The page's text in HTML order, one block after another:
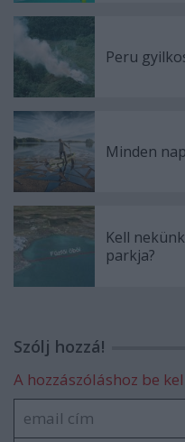
Peru
Minden
Kell
parkja?
Szólj hozzá!
A hozzászóláshoz be